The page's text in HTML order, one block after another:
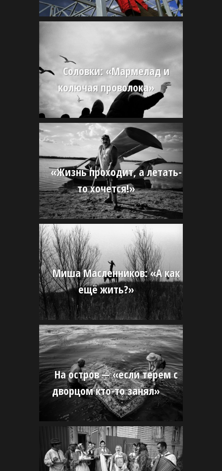
Соловки: «Мармелад и
колючая проволока»
«Жизнь проходит, а летать-
то хочется!»
Миша Масленников: «А как
ещё жить?»
На остров — «если терем с
дворцом кто-то занял»